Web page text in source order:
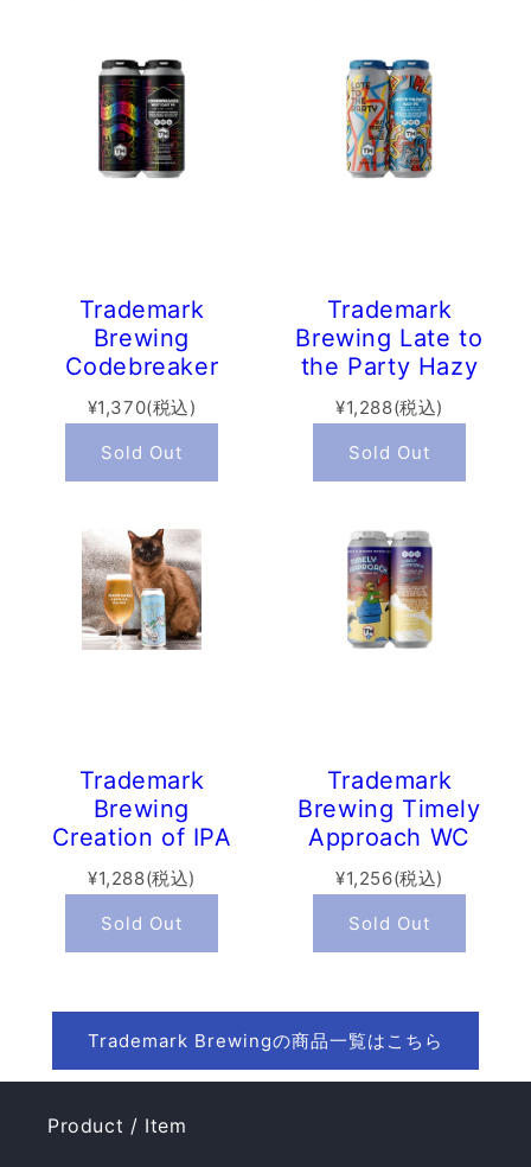
Trademark
Brewing
Codebreaker
(473ml)
¥1,370(税込)
Sold Out
Trademark
Brewing Late to
the Party Hazy
IPA (473ml)
¥1,288(税込)
Sold Out
Trademark
Brewing
Creation of IPA
(473ml)
¥1,288(税込)
Sold Out
Trademark
Brewing Timely
Approach WC
IPA (473ml)
¥1,256(税込)
Sold Out
Trademark Brewingの商品一覧はこちら
Product / Item